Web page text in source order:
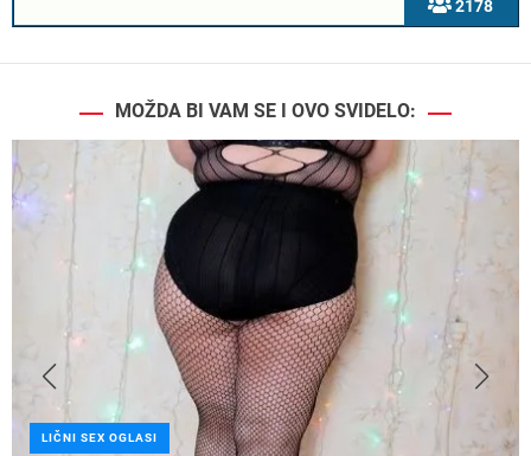
2178
MOŽDA BI VAM SE I OVO SVIDELO:
LIČNI SEX OGLASI